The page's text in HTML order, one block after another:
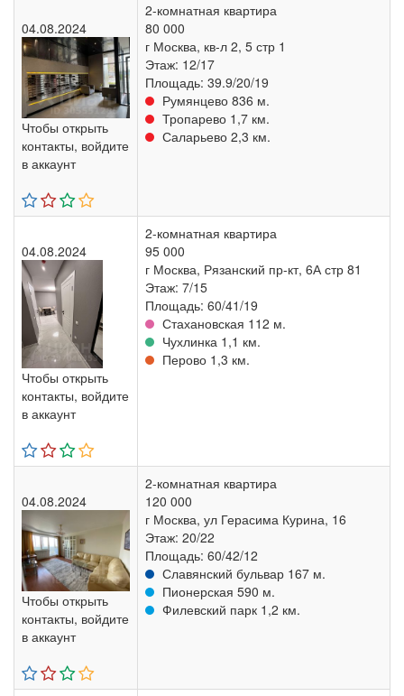
04.08.2024
Чтобы открыть
контакты, войдите
в аккаунт
2-комнатная квартира
80 000
г Москва, кв-л 2, 5 стр 1
Этаж: 12/17
Площадь: 39.9/20/19
Румянцево 836 м.
Тропарево 1,7 км.
Саларьево 2,3 км.
04.08.2024
Чтобы открыть
контакты, войдите
в аккаунт
2-комнатная квартира
95 000
г Москва, Рязанский пр-кт, 6А стр 81
Этаж: 7/15
Площадь: 60/41/19
Стахановская 112 м.
Чухлинка 1,1 км.
Перово 1,3 км.
04.08.2024
Чтобы открыть
контакты, войдите
в аккаунт
2-комнатная квартира
120 000
г Москва, ул Герасима Курина, 16
Этаж: 20/22
Площадь: 60/42/12
Славянский бульвар 167 м.
Пионерская 590 м.
Филевский парк 1,2 км.